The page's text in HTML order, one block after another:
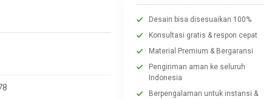
Desain bisa disesuaikan 100%
Konsultasi gratis & respon cepat
Material Premium & Bergaransi
Pengiriman aman ke seluruh
Indonesia
Berpengalaman untuk instansi &